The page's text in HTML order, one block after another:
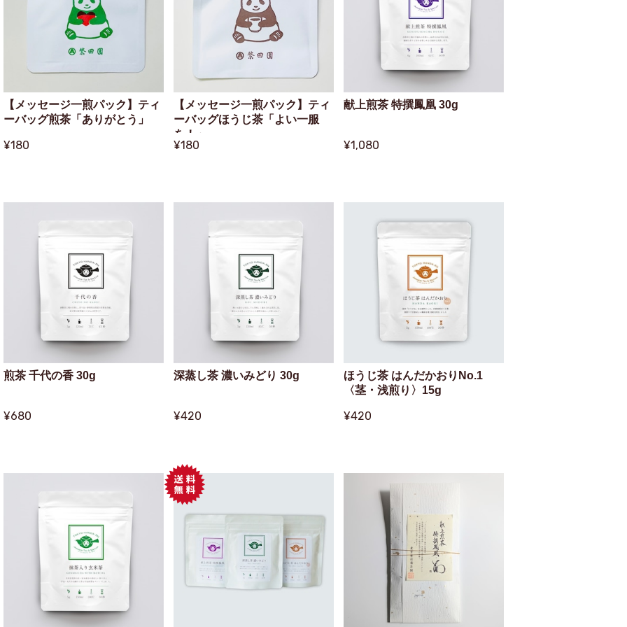
【メッセージ一煎パック】ティ
ーバッグ煎茶「ありがとう」
¥180
【メッセージ一煎パック】ティ
ーバッグほうじ茶「よい一服
を！」
¥180
献上煎茶 特撰鳳凰 30g
¥1,080
煎茶 千代の香 30g
¥680
深蒸し茶 濃いみどり 30g
¥420
ほうじ茶 はんだかおりNo.1
〈茎・浅煎り〉15g
¥420